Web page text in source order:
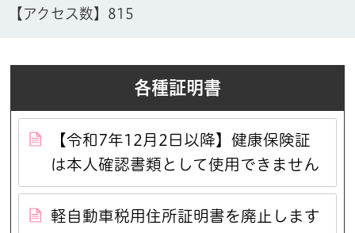
【アクセス数】 815
各種証明書
【令和7年12月2日以降】健康保険証
は本人確認書類として使用できません
軽自動車税用住所証明書を廃止します